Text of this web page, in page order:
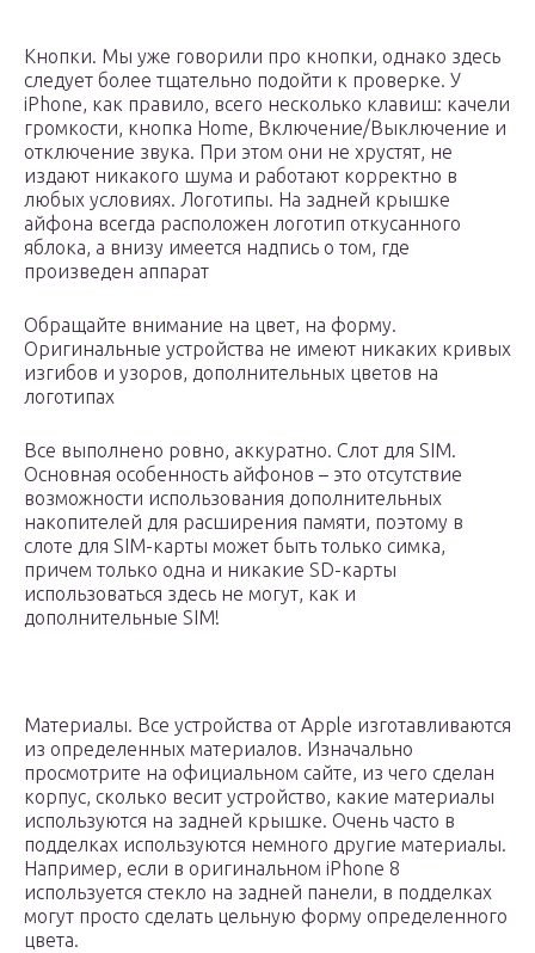
Кнопки. Мы уже говорили про кнопки, однако здесь
следует более тщательно подойти к проверке. У
iPhone, как правило, всего несколько клавиш: качели
громкости, кнопка Home, Включение/Выключение и
отключение звука. При этом они не хрустят, не
издают никакого шума и работают корректно в
любых условиях. Логотипы. На задней крышке
айфона всегда расположен логотип откусанного
яблока, а внизу имеется надпись о том, где
произведен аппарат
Обращайте внимание на цвет, на форму.
Оригинальные устройства не имеют никаких кривых
изгибов и узоров, дополнительных цветов на
логотипах
Все выполнено ровно, аккуратно. Слот для SIM.
Основная особенность айфонов – это отсутствие
возможности использования дополнительных
накопителей для расширения памяти, поэтому в
слоте для SIM-карты может быть только симка,
причем только одна и никакие SD-карты
использоваться здесь не могут, как и
дополнительные SIM!
Материалы. Все устройства от Apple изготавливаются
из определенных материалов. Изначально
просмотрите на официальном сайте, из чего сделан
корпус, сколько весит устройство, какие материалы
используются на задней крышке. Очень часто в
подделках используются немного другие материалы.
Например, если в оригинальном iPhone 8
используется стекло на задней панели, в подделках
могут просто сделать цельную форму определенного
цвета.